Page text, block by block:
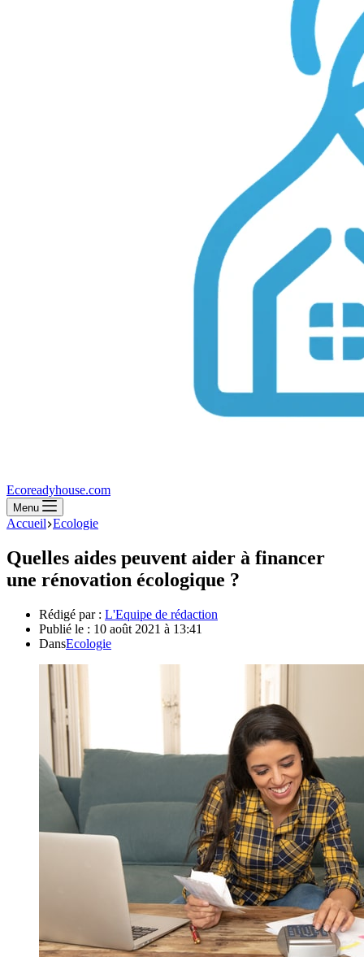
Ecoreadyhouse.com
Menu
Accueil Ecologie
Quelles aides peuvent aider à financer
une rénovation écologique ?
Rédigé par : L'Equipe de rédaction
Publié le : 10 août 2021 à 13:41
DansEcologie